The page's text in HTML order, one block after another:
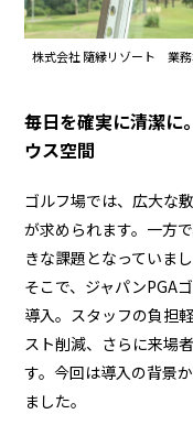
会社情報
U-NEXT HOLDINGS
採用情報
マイページログイン
株式会社 隨縁リゾート 業
毎日を確実に清潔に
ウス空間
ゴルフ場では、広大な
が求められます。一方
きな課題となっていまし
そこで、ジャパンPGA
導入。スタッフの負担
スト削減、さらに来場
す。今回は導入の背景
ました。